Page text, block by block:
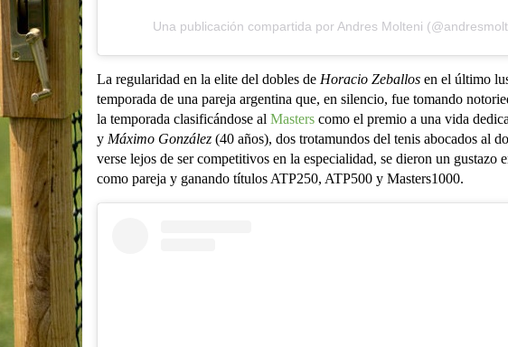
Una publicación compartida por Andres Molteni
La regularidad en la elite del dobles de Horacio Zeballosen el último
temporada de una pareja argentina que, en silencio, fue tomando
la temporada clasificándose al Masterscomo el premio a una vida
y Máximo González(40 años), dos trotamundos del tenis abocados al
verse lejos de ser competitivos en la especialidad, se dieron un
como pareja y ganando títulos ATP250, ATP500 y Masters1000.